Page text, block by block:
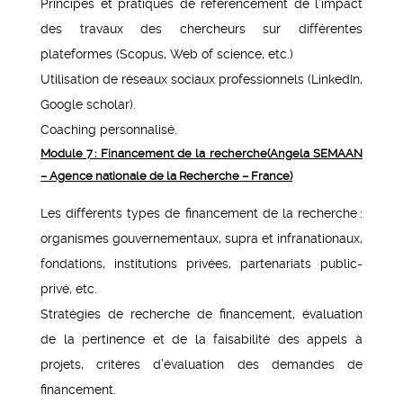
Principes et pratiques de référencement de l’impact
des travaux des chercheurs sur différentes
plateformes (Scopus, Web of science, etc.)
Utilisation de réseaux sociaux professionnels (LinkedIn,
Google scholar).
Coaching personnalisé.
Module 7 : Financement de la recherche(Angela SEMAAN
– Agence nationale de la Recherche – France)
Les différents types de financement de la recherche :
organismes gouvernementaux, supra et infranationaux,
fondations, institutions privées, partenariats public-
privé, etc.
Stratégies de recherche de financement, évaluation
de la pertinence et de la faisabilité des appels à
projets, critères d’évaluation des demandes de
financement.